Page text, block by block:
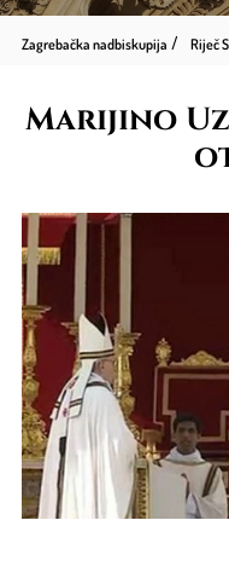
Zagrebačka nadbiskupija Riječ
Marijino